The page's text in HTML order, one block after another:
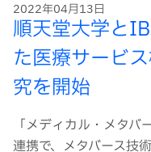
2022年04月13日
順天堂大学と
た医療サービ
究を開始
「メディカル・メタ
連携で、メタバース技